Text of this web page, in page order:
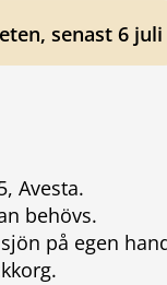
senast 6 juli
Avesta.
behövs.
på egen